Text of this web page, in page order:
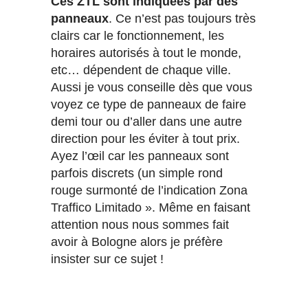
panneaux. Ce n’est pas toujours très
clairs car le fonctionnement, les
horaires autorisés à tout le monde,
etc… dépendent de chaque ville.
Aussi je vous conseille dès que vous
voyez ce type de panneaux de faire
demi tour ou d’aller dans une autre
direction pour les éviter à tout prix.
Ayez l’œil car les panneaux sont
parfois discrets (un simple rond
rouge surmonté de l’indication Zona
Traffico Limitado ». Même en faisant
attention nous nous sommes fait
avoir à Bologne alors je préfère
insister sur ce sujet !